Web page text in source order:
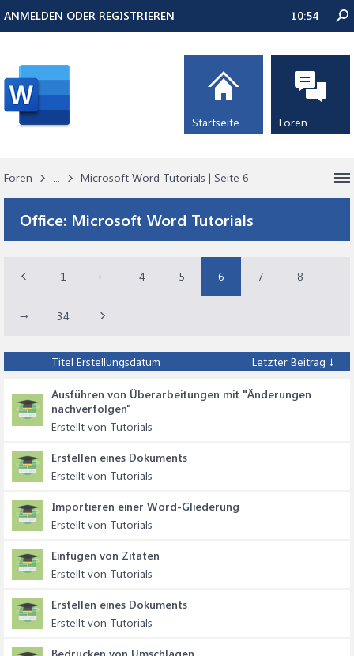
Foren ... Microsoft Word Tutorials | Seite 6
Office: Microsoft Word Tutorials
1 ← 4 5 6 7 8
→ 34
Titel Erstellungsdatum Letzter Beitrag ↓
Ausführen von Überarbeitungen mit "Änderungen
nachverfolgen"
Erstellt von Tutorials
Erstellen eines Dokuments
Erstellt von Tutorials
Importieren einer Word-Gliederung
Erstellt von Tutorials
Einfügen von Zitaten
Erstellt von Tutorials
Erstellen eines Dokuments
Erstellt von Tutorials
ANMELDEN ODER REGISTRIEREN 10:54
Startseite Foren